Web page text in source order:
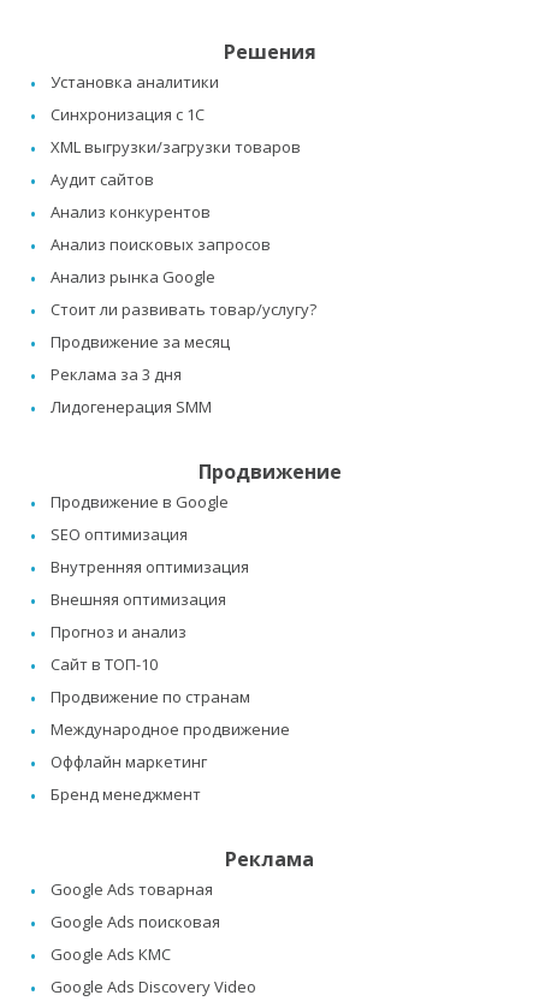
Решения
Установка аналитики
Синхронизация с 1C
XML выгрузки/загрузки товаров
Аудит сайтов
Анализ конкурентов
Анализ поисковых запросов
Анализ рынка Google
Стоит ли развивать товар/услугу?
Продвижение за месяц
Реклама за 3 дня
Лидогенерация SMM
Продвижение
Продвижение в Google
SEO оптимизация
Внутренняя оптимизация
Внешняя оптимизация
Прогноз и анализ
Сайт в ТОП-10
Продвижение по странам
Международное продвижение
Оффлайн маркетинг
Бренд менеджмент
Реклама
Google Ads товарная
Google Ads поисковая
Google Ads КМС
Google Ads Discovery Video